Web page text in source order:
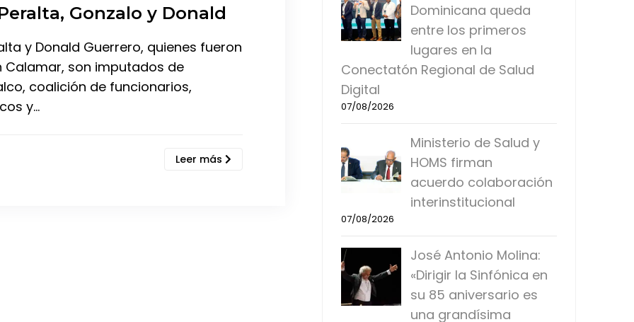
Gonzalo y Donald
y Donald Guerrero, quienes fueron
son imputados de
coalición de funcionarios,
y…
Leer más
Dominicana queda
entre los primeros
lugares en la
Conectatón Regional de Salud
Digital
07/08/2026
Ministerio de Salud y
HOMS firman
acuerdo colaboración
interinstitucional
07/08/2026
José Antonio Molina:
«Dirigir la Sinfónica en
su 85 aniversario es
una grandísima